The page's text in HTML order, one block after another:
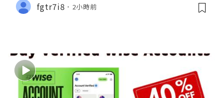
fgtr7i8 2小時前